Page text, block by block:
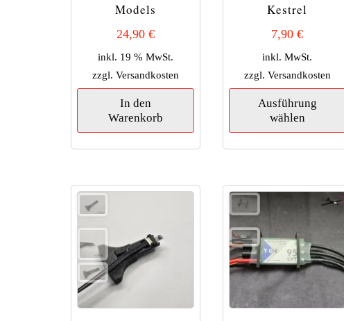
Models
24,90 €
inkl. 19 % MwSt.
zzgl. Versandkosten
In den
Warenkorb
Kestrel
7,90€
inkl. MwSt.
zzgl. Versandkosten
Ausführung
wählen